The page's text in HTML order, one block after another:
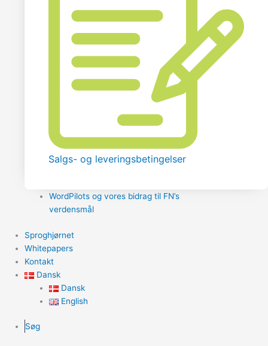
Salgs- og leveringsbetingelser
WordPilots og vores bidrag til FN’s
verdensmål
Sproghjørnet
Whitepapers
Kontakt
Dansk
Dansk
English
Søg